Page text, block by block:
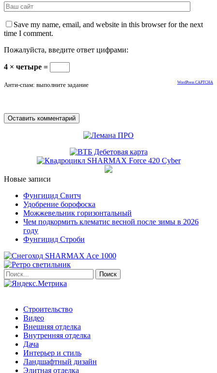
Save my name, email, and website in this browser for the next
time I comment.
Пожалуйста, введите ответ цифрами:
4 × четыре =
Анти-спам: выполните задание WordPress CAPTCHA
Новые записи
Фунгицид Свитч
Удобрение борофоска
Можжевельник горизонтальный
Чем подкормить клематис весной после зимы в 2026
году
Фунгицид Строби
Строительство
Видео
Внешняя отделка
Внутренняя отделка
Дача
Интерьер и стиль
Ландшафтный дизайн
Элитная отделка